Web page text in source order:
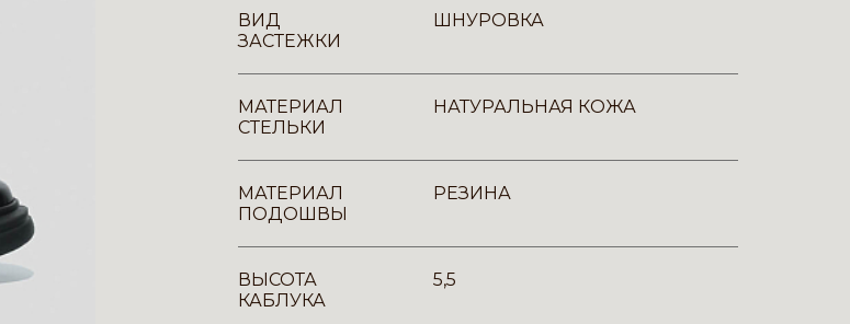
ВИД
ЗАСТЕЖКИ
ШНУРОВКА
МАТЕРИАЛ
СТЕЛЬКИ
НАТУРАЛЬНАЯ КОЖА
МАТЕРИАЛ
ПОДОШВЫ
РЕЗИНА
ВЫСОТА
КАБЛУКА
5,5